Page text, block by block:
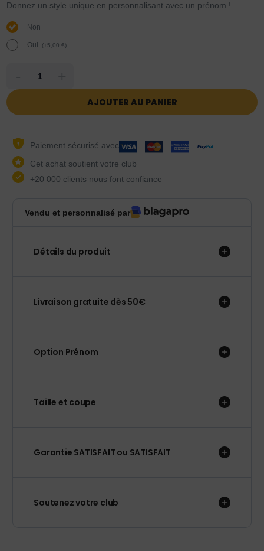
Donnez un style unique en personnalisant avec un prénom !
Non
Oui. (+5,00€)
AJOUTER AU PANIER
Paiement sécurisé avec
Cet achat soutient votre club
+20 000 clients nous font confiance
Vendu et personnalisé par
Détails du produit
Livraison gratuite dès 50€
Option Prénom
Taille et coupe
Garantie SATISFAIT ou SATISFAIT
Soutenez votre club